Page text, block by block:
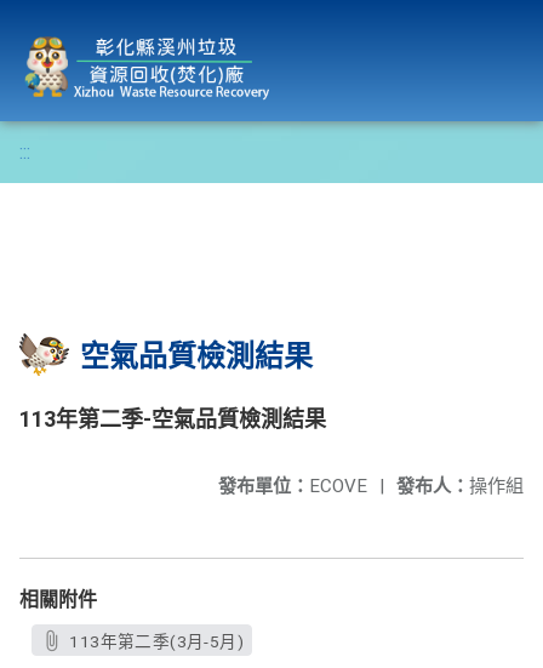
:::
空氣品質檢測結果
113年第二季-空氣品質檢測結果
發布人： 操作組
發布單位： ECOVE |
相關附件
113年第二季(3月-5月)